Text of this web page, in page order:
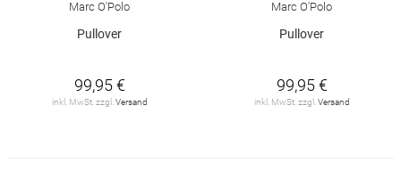
Marc O'Polo
Pullover
99,95 €
inkl. MwSt. zzgl.Versand
Marc O'Polo
Pullover
99,95 €
inkl. MwSt. zzgl.Versand